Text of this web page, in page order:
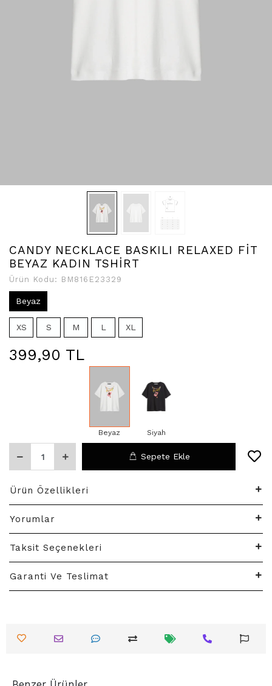
CANDY NECKLACE BASKILI RELAXED FİT
BEYAZ KADIN TSHİRT
Ürün Kodu: BM816E23329
Beyaz
XS S M L XL
399,90 TL
Beyaz Siyah
Sepete Ekle
Ürün Özellikleri
Yorumlar
Taksit Seçenekleri
Garanti Ve Teslimat